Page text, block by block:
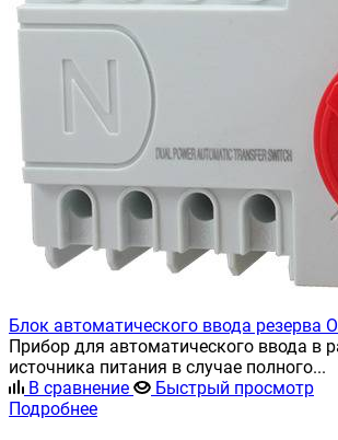
Блок автоматического ввода резерва
Прибор для автоматического ввода в
источника питания в случае полного...
В сравнение
Быстрый просмотр
Подробнее